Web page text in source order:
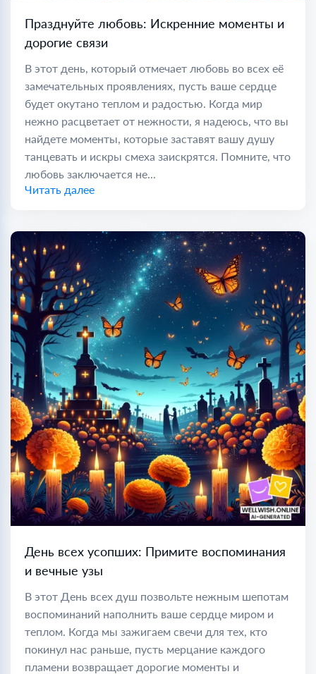
Празднуйте любовь: Искренние моменты и
дорогие связи
В этот день, который отмечает любовь во всех её
замечательных проявлениях, пусть ваше сердце
будет окутано теплом и радостью. Когда мир
нежно расцветает от нежности, я надеюсь, что вы
найдете моменты, которые заставят вашу душу
танцевать и искры смеха заискрятся. Помните, что
любовь заключается не...
Читать далее
День всех усопших: Примите воспоминания
и вечные узы
В этот День всех душ позвольте нежным шепотам
воспоминаний наполнить ваше сердце миром и
теплом. Когда мы зажигаем свечи для тех, кто
покинул нас раньше, пусть мерцание каждого
пламени возвращает дорогие моменты и